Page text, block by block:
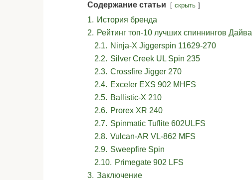
Содержание статьи скрыть
1. История бренда
2. Рейтинг топ-10 лучших спиннингов Дайва
2.1. Ninja-X Jiggerspin 11629-270
2.2. Silver Creek UL Spin 235
2.3. Crossfire Jigger 270
2.4. Exceler EXS 902 MHFS
2.5. Ballistic-X 210
2.6. Prorex XR 240
2.7. Spinmatic Tuflite 602ULFS
2.8. Vulcan-AR VL-862 MFS
2.9. Sweepfire Spin
2.10. Primegate 902 LFS
3. Заключение